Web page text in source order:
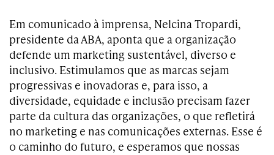
Em comunicado à imprensa, Nelcina Tropardi,
presidente da ABA, aponta que a organização
defende um marketing sustentável, diverso e
inclusivo. Estimulamos que as marcas sejam
progressivas e inovadoras e, para isso, a
diversidade, equidade e inclusão precisam fazer
parte da cultura das organizações, o que refletirá
no marketing e nas comunicações externas. Esse é
o caminho do futuro, e esperamos que nossas